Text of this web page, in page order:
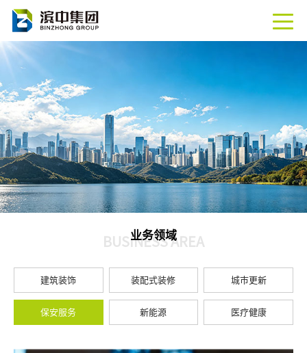
业务领域
BUSINESS AREA
建筑装饰 装配式装修 城市更新
保安服务 新能源 医疗健康